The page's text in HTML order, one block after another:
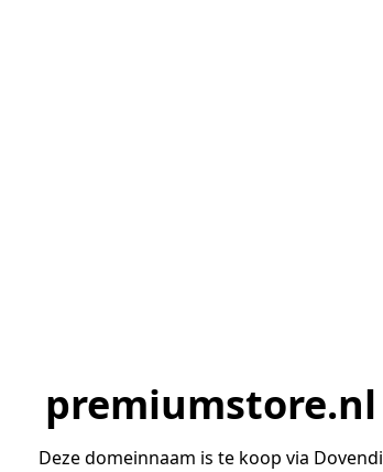
premiumstore.nl
Deze domeinnaam is te koop via Dovendi